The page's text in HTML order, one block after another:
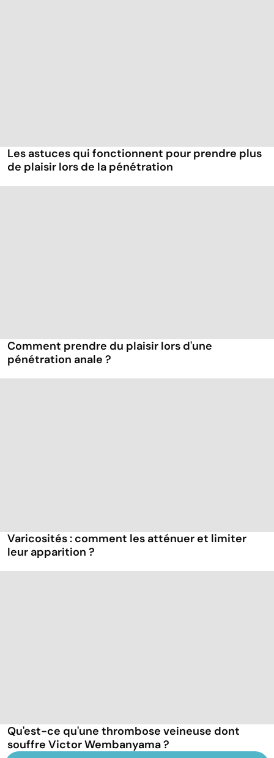
Les astuces qui fonctionnent pour prendre plus
de plaisir lors de la pénétration
Comment prendre du plaisir lors d'une
pénétration anale ?
Varicosités : comment les atténuer et limiter
leur apparition ?
Qu'est-ce qu'une thrombose veineuse dont
souffre Victor Wembanyama ?